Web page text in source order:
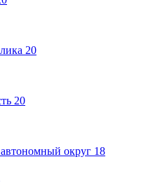
20
20
округ 18